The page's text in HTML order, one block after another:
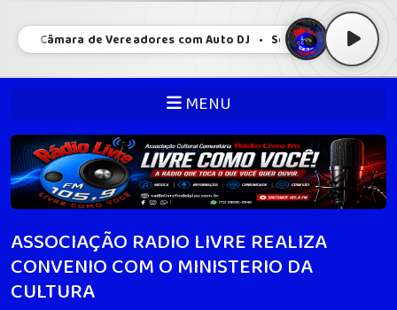
da Câmara de Vereadores com Auto DJ • Sessão da Câmara
MENU
ASSOCIAÇÃO RADIO LIVRE REALIZA
CONVENIO COM O MINISTERIO DA
CULTURA